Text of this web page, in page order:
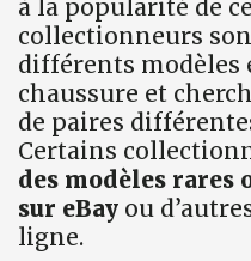
à la popularité de
collectionneurs
différents modèles
chaussure et
de paires
Certains
des modèles rares
sur eBay ou
ligne.